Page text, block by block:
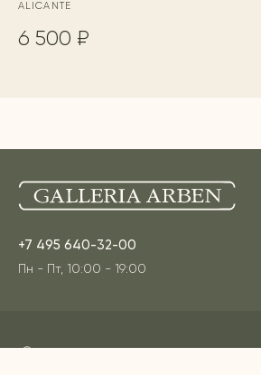
ALICANTE
6 500 ₽
+7 495 640-32-00
Пн - Пт, 10:00 - 19:00